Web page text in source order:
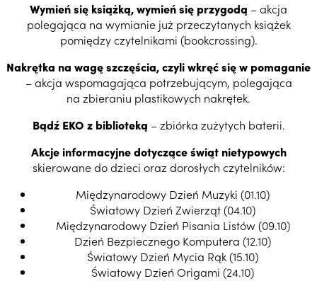
Wymień się książką, wymień się przygodą – akcja
polegająca na wymianie już przeczytanych książek
pomiędzy czytelnikami (bookcrossing).
Nakrętka na wagę szczęścia, czyli wkręć się w pomaganie
– akcja wspomagająca potrzebującym, polegająca
na zbieraniu plastikowych nakrętek.
Bądź EKO z biblioteką – zbiórka zużytych baterii.
Akcje informacyjne dotyczące świąt nietypowych
skierowane do dzieci oraz dorosłych czytelników:
Międzynarodowy Dzień Muzyki (01.10)
Światowy Dzień Zwierząt (04.10)
Międzynarodowy Dzień Pisania Listów (09.10)
Dzień Bezpiecznego Komputera (12.10)
Światowy Dzień Mycia Rąk (15.10)
Światowy Dzień Origami (24.10)